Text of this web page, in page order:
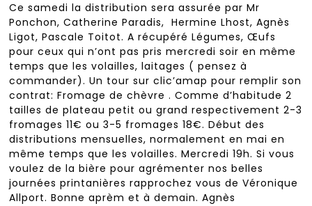
Ce samedi la distribution sera assurée par Mr
Ponchon, Catherine Paradis, Hermine Lhost, Agnès
Ligot, Pascale Toitot. A récupéré Légumes, Œufs
pour ceux qui n’ont pas pris mercredi soir en même
temps que les volailles, laitages ( pensez à
commander). Un tour sur clic’amap pour remplir son
contrat: Fromage de chèvre . Comme d’habitude 2
tailles de plateau petit ou grand respectivement 2-3
fromages 11€ ou 3-5 fromages 18€. Début des
distributions mensuelles, normalement en mai en
même temps que les volailles. Mercredi 19h. Si vous
voulez de la bière pour agrémenter nos belles
journées printanières rapprochez vous de Véronique
Allport. Bonne aprèm et à demain. Agnès